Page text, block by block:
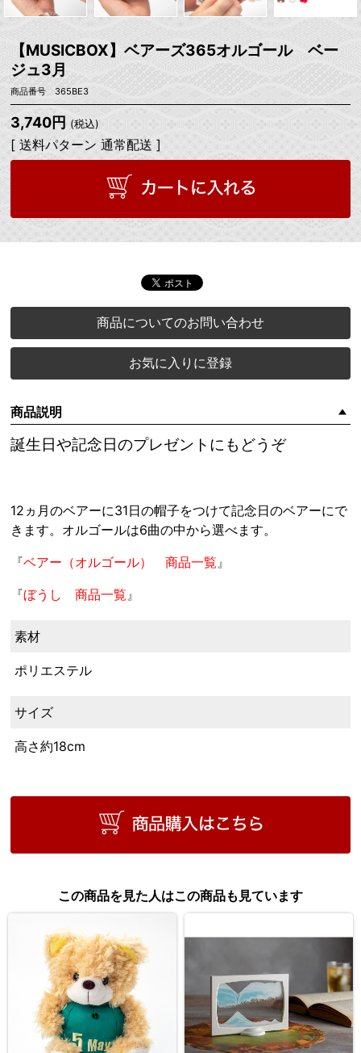
【MUSICBOX】ベアーズ365オルゴール ベー
ジュ3月
商品番号 365BE3
3,740円 (税込)
[ 送料パターン 通常配送 ]
商品についてのお問い合わせ
お気に入りに登録
商品説明
誕生日や記念日のプレゼントにもどうぞ
12ヵ月のベアーに31日の帽子をつけて記念日のベアーにで
きます。オルゴールは6曲の中から選べます。
『ベアー（オルゴール） 商品一覧 』
『ぼうし 商品一覧 』
素材
ポリエステル
サイズ
高さ約18cm
この商品を見た人はこの商品も見ています